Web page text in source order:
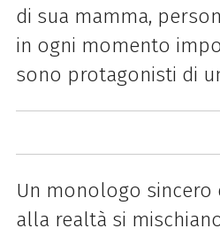
di sua mamma,
in ogni momento
sono protagonisti di
Un monologo sincero
alla realtà si